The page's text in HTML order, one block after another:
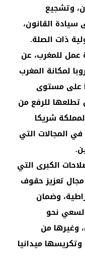
وتشجيع
سيادة القانون،
ذات الصلة.
عمل للمغرب، عن
لمكانة المغرب
على مستوى
تطلعها للرفع من
شريكا
المجالات التي
الكبرى التي
تعزيز حقوف
وضمان
نحو
وغيرها من
ميدانيا